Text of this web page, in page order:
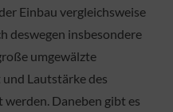
Einbau vergleichsweise
deswegen insbesondere
umgewälzte
Lautstärke des
Daneben gibt es